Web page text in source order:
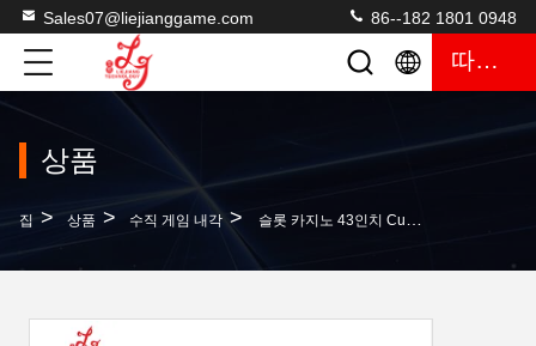
Sales07@liejianggame.com 86--182 1801 0948
따옴표
상품
집 > 상품 > 수직 게임 내각 > 슬롯 카지노 43인치 Curved Fulsion 5 비디오 슬롯 게임 슬롯 머신 중국산 판매